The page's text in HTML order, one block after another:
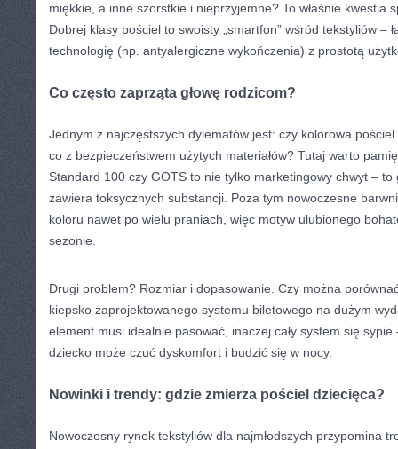
miękkie, a inne szorstkie i nieprzyjemne? To właśnie kwestia
Dobrej klasy pościel to swoisty „smartfon” wśród tekstyliów –
technologię (np. antyalergiczne wykończenia) z prostotą
Co często zaprząta głowę rodzicom?
Jednym z najczęstszych dylematów jest: czy kolorowa pościel
co z bezpieczeństwem użytych materiałów? Tutaj warto
Standard 100 czy GOTS to nie tylko marketingowy chwyt –
zawiera toksycznych substancji. Poza tym nowoczesne
koloru nawet po wielu praniach, więc motyw ulubionego
sezonie.
Drugi problem? Rozmiar i dopasowanie. Czy można
kiepsko zaprojektowanego systemu biletowego na dużym
element musi idealnie pasować, inaczej cały system się
dziecko może czuć dyskomfort i budzić się w nocy.
Nowinki i trendy: gdzie zmierza pościel dziecięca?
Nowoczesny rynek tekstyliów dla najmłodszych przypomina